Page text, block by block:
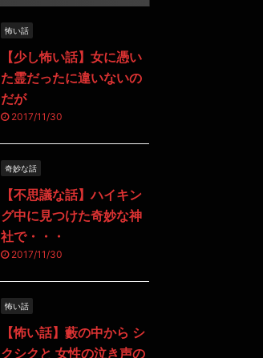
怖い話
【少し怖い話】女に憑い
た霊だったに違いないの
だが
2017/11/30
奇妙な話
【不思議な話】ハイキン
グ中に見つけた奇妙な神
社で・・・
2017/11/30
怖い話
【怖い話】藪の中から シ
クシクと 女性の泣き声の